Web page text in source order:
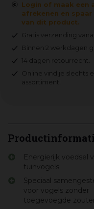
Login of maak een
afrekenen en
van dit product.
Gratis verzending vanaf
Binnen 2 werkdagen
14 dagen retourrecht.
Online vind je slechts
assortiment!
Energierijk voedsel
tuinvogels
Speciaal
voor vogels zonder
toegevoegde